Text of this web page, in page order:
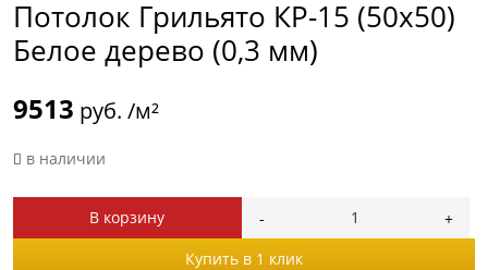
Потолок Грильято КР-15 (50х50)
Белое дерево (0,3 мм)
9513 руб. /м²
в наличии
В корзину
Купить в 1 клик